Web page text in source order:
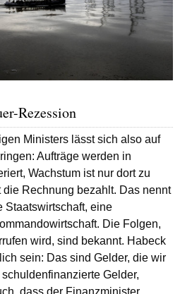
Rezession
Ministers lässt sich also auf
Aufträge werden in
Wachstum ist nur dort zu
Rechnung bezahlt. Das nennt
Staatswirtschaft, eine
Die Folgen,
wird, sind bekannt. Habeck
sein: Das sind Gelder, die wir
Gelder,
dass der Finanzminister